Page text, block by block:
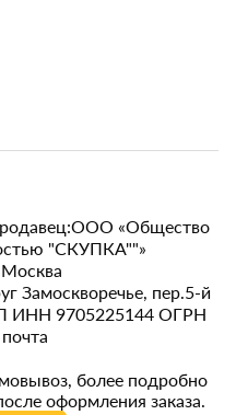
«Общество
"СКУПКА""»
Замоскворечье, пер.5-й
ИНН 9705225144 ОГРН
более подробно
оформления заказа.